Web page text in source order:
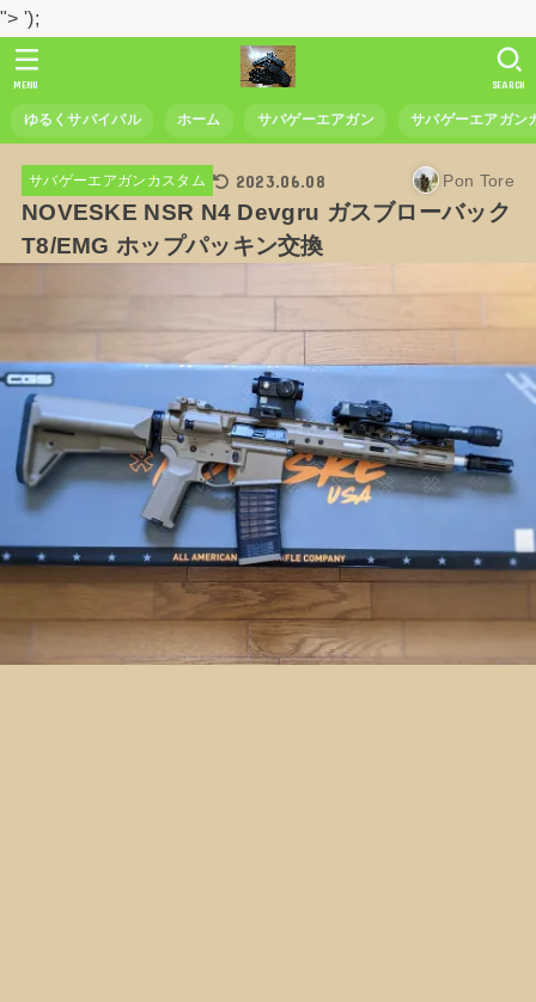
"> ');
ゆるくサバイバル ホーム サバゲーエアガン サバゲーエアガン
SEARCH
MENU
サバゲーエアガンカスタム 2023.06.08 Pon Tore
NOVESKE NSR N4 Devgru ガスブローバック
T8/EMG ホップパッキン交換